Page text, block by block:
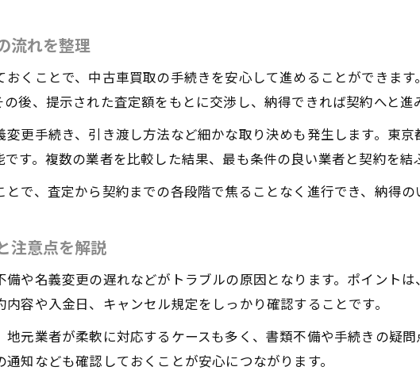
流れを整理
くことで、中古車買取の手続きを安心して進めることができま
後、提示された査定額をもとに交渉し、納得できれば契約へと進
更手続き、引き渡し方法など細かな取り決めも発生します。東
す。複数の業者を比較した結果、最も条件の良い業者と契約を結
で、査定から契約までの各段階で焦ることなく進行でき、納得の
注意点を解説
や名義変更の遅れなどがトラブルの原因となります。ポイント
容や入金日、キャンセル規定をしっかり確認することです。
元業者が柔軟に対応するケースも多く、書類不備や手続きの疑
知なども確認しておくことが安心につながります。